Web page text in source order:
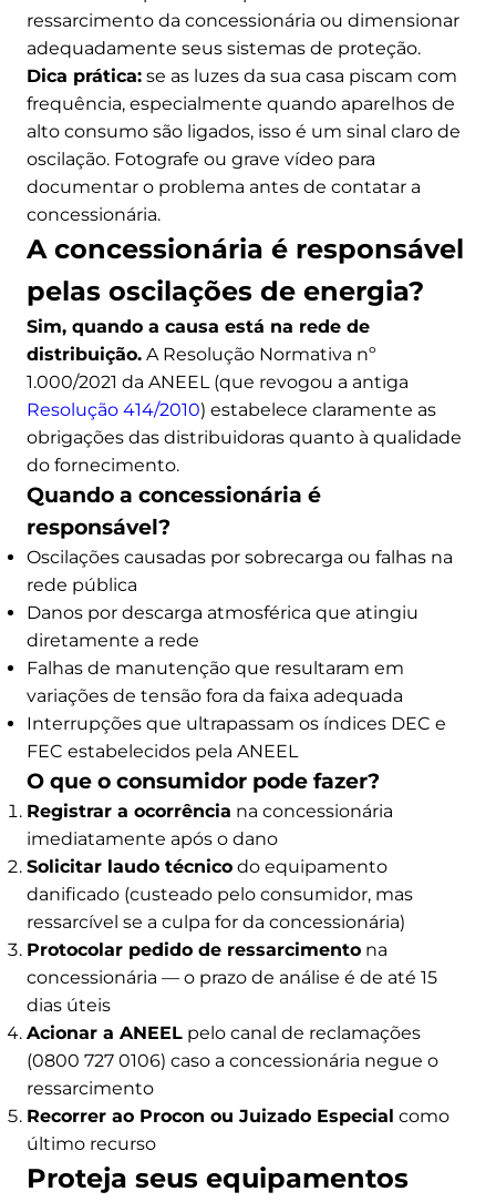
ressarcimento da concessionária ou dimensionar
adequadamente seus sistemas de proteção.
Dica prática: se as luzes da sua casa piscam com
frequência, especialmente quando aparelhos de
alto consumo são ligados, isso é um sinal claro de
oscilação. Fotografe ou grave vídeo para
documentar o problema antes de contatar a
concessionária.
A concessionária é responsável
pelas oscilações de energia?
Sim, quando a causa está na rede de
distribuição. A Resolução Normativa nº
1.000/2021 da ANEEL (que revogou a antiga
Resolução 414/2010) estabelece claramente as
obrigações das distribuidoras quanto à qualidade
do fornecimento.
Quando a concessionária é
responsável?
Oscilações causadas por sobrecarga ou falhas na
rede pública
Danos por descarga atmosférica que atingiu
diretamente a rede
Falhas de manutenção que resultaram em
variações de tensão fora da faixa adequada
Interrupções que ultrapassam os índices DEC e
FEC estabelecidos pela ANEEL
O que o consumidor pode fazer?
Registrar a ocorrência na concessionária
imediatamente após o dano
Solicitar laudo técnico do equipamento
danificado (custeado pelo consumidor, mas
ressarcível se a culpa for da concessionária)
Protocolar pedido de ressarcimento na
concessionária — o prazo de análise é de até 15
dias úteis
Acionar a ANEEL pelo canal de reclamações
(0800 727 0106) caso a concessionária negue o
ressarcimento
Recorrer ao Procon ou Juizado Especial como
último recurso
Proteja seus equipamentos